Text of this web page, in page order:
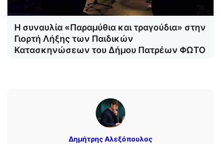
Η συναυλία «Παραμύθια και τραγούδια» στην
Γιορτή Λήξης των Παιδικών
Κατασκηνώσεων του Δήμου Πατρέων ΦΩΤΟ
Δημήτρης Αλεξόπουλος